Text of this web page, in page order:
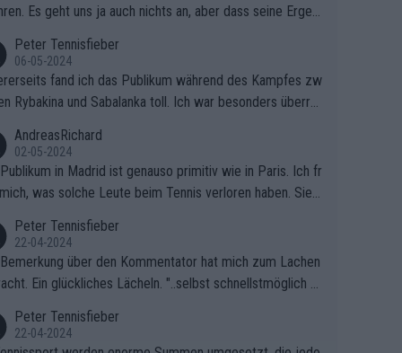
Es geht uns ja auch nichts an, aber dass seine Ergeb
Peter Tennisfieber
06-05-2024
fand ich das Publikum während des Kampfes zw
Rybakina und Sabalanka toll. Ich war besonders überras
AndreasRichard
02-05-2024
in Madrid ist genauso primitiv wie in Paris. Ich fr
was solche Leute beim Tennis verloren haben. Sie s
Peter Tennisfieber
22-04-2024
über den Kommentator hat mich zum Lachen
Ein glückliches Lächeln. "..selbst schnellstmöglich na
Peter Tennisfieber
22-04-2024